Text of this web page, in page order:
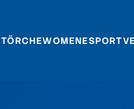
WOMENESPORT